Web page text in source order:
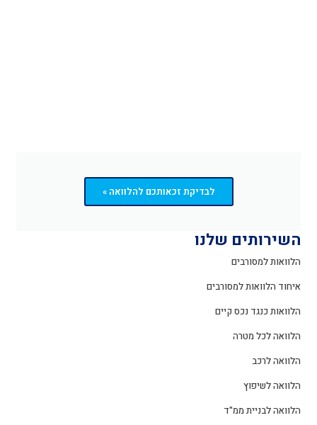
לבדיקת זכאותכם להלוואה »
השירותים שלנו
הלוואות למסורבים
איחוד הלוואות למסורבים
הלוואות כנגד נכס קיים
הלוואה לכל מטרה
הלוואה לרכב
הלוואה לשיפוץ
הלוואה לבניית ממ"ד